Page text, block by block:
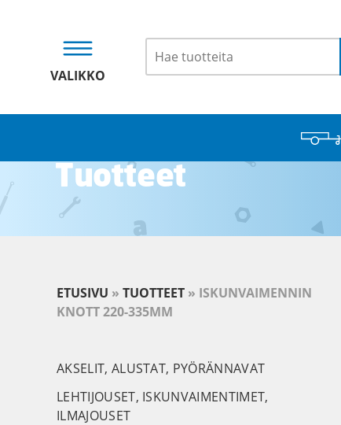
VALIKKO
Tuotteet
ETUSIVU » TUOTTEET » ISKUNVAIMENNIN
KNOTT 220-335MM
AKSELIT, ALUSTAT, PYÖRÄNNAVAT
LEHTIJOUSET, ISKUNVAIMENTIMET,
ILMAJOUSET